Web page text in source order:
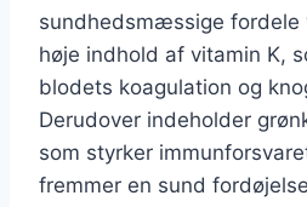
sundhedsmæssige fordele
høje indhold af vitamin K,
blodets koagulation og
Derudover indeholder
som styrker
fremmer en sund